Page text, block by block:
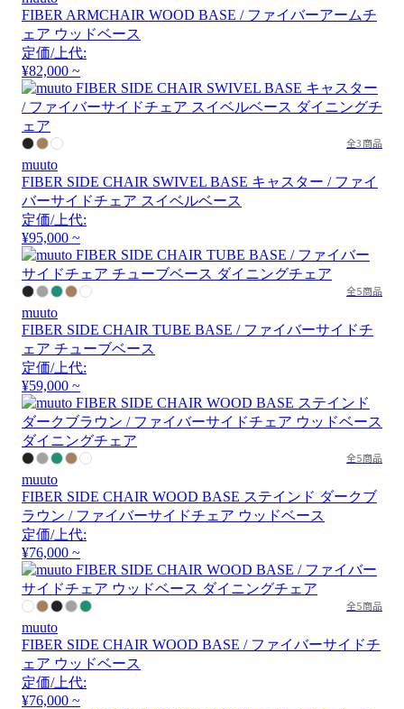
FIBER ARMCHAIR WOOD BASE / ファイバーアームチ
ェア ウッドベース
定価/上代:
¥82,000 ~
全3商品
muuto
FIBER SIDE CHAIR SWIVEL BASE キャスター / ファイ
バーサイドチェア スイベルベース
定価/上代:
¥95,000 ~
全5商品
muuto
FIBER SIDE CHAIR TUBE BASE / ファイバーサイドチ
ェア チューブベース
定価/上代:
¥59,000 ~
全5商品
muuto
FIBER SIDE CHAIR WOOD BASE ステインド ダークブ
ラウン / ファイバーサイドチェア ウッドベース
定価/上代:
¥76,000 ~
全5商品
muuto
FIBER SIDE CHAIR WOOD BASE / ファイバーサイドチ
ェア ウッドベース
定価/上代:
¥76,000 ~